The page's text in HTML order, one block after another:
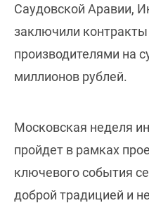
Саудовской Аравии,
заключили
производителями на
миллионов рублей.
Московская неделя
пройдет в рамках
ключевого события
доброй традицией и